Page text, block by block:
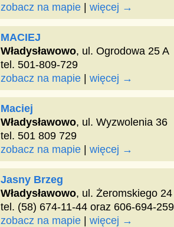
zobacz na mapie| więcej →
MACIEJ
Władysławowo, ul. Ogrodowa 25 A
tel. 501-809-729
zobacz na mapie| więcej →
Maciej
Władysławowo, ul. Wyzwolenia 36
tel. 501 809 729
zobacz na mapie| więcej →
Jasny Brzeg
Władysławowo, ul. Żeromskiego 24
tel. (58) 674-11-44 oraz 606-694-259
zobacz na mapie| więcej →